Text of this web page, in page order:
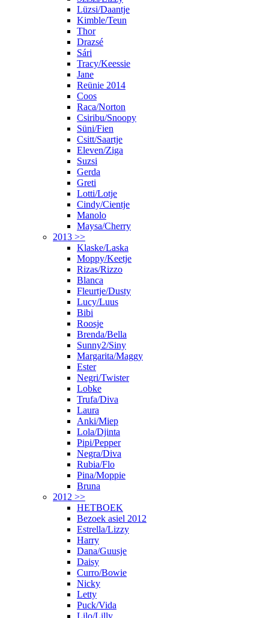
Lüzsi/Daantje
Kimble/Teun
Thor
Drazsé
Sári
Tracy/Keessie
Jane
Reünie 2014
Coos
Raca/Norton
Csiribu/Snoopy
Süni/Fien
Csitt/Saartje
Eleven/Ziga
Suzsi
Gerda
Greti
Lotti/Lotje
Cindy/Cientje
Manolo
Maysa/Cherry
2013 >>
Klaske/Laska
Moppy/Keetje
Rizas/Rizzo
Blanca
Fleurtje/Dusty
Lucy/Luus
Bibi
Roosje
Brenda/Bella
Sunny2/Siny
Margarita/Maggy
Ester
Negri/Twister
Lobke
Trufa/Diva
Laura
Anki/Miep
Lola/Djinta
Pipi/Pepper
Negra/Diva
Rubia/Flo
Pina/Moppie
Bruna
2012 >>
HETBOEK
Bezoek asiel 2012
Estrella/Lizzy
Harry
Dana/Guusje
Daisy
Curro/Bowie
Nicky
Letty
Puck/Vida
Lilo/Lilly